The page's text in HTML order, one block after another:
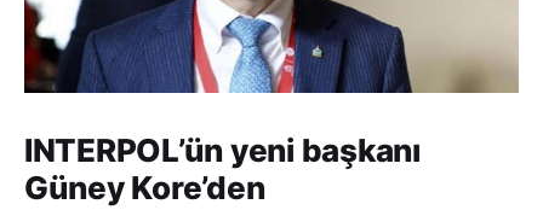
INTERPOL’ün yeni başkanı
Güney Kore’den